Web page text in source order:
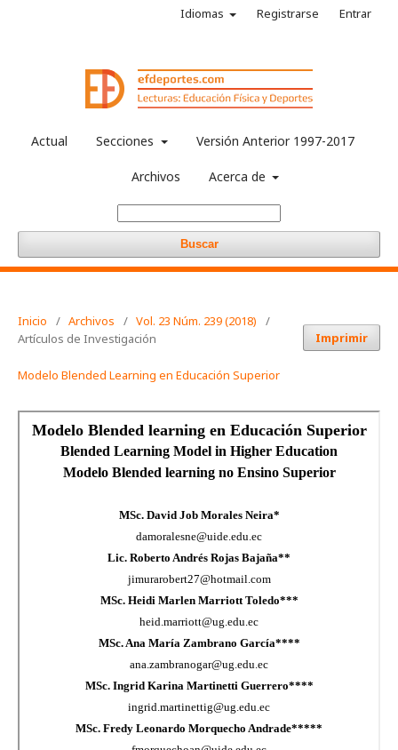
Actual Secciones Versión Anterior 1997-2017
Archivos Acerca de
Buscar
Idiomas Registrarse Entrar
Inicio / Archivos / Vol. 23 Núm. 239 (2018)
/
Artículos de Investigación
Imprimir
Modelo Blended Learning en Educación Superior